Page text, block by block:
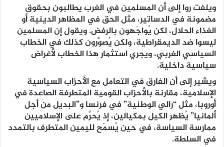
ويلفت روا إلى أن المسلمين في الغرب يطالبون بحقوق
مضمونة في الدساتير، مثل الحق في المظاهر الدينية أو
الغذاء الحلال، لكن يُواجَهون بالرفض. ويقول إن المسلمين
ليسوا ضد الديمقراطية، ولكن يُصوَّرون كذلك في الخطاب
السياسي الغربي، ويجري استثمار هذا الخطاب لأغراض
سياسية داخلية.
ويشير إلى أن الفارق في التعامل مع الأحزاب السياسية
الإسلامية، مقارنة بالأحزاب القومية المتطرفة الصاعدة في
أوروبا، مثل “رالي الوطنية” في فرنسا و”البديل من أجل
ألمانيا” يُظهر الكيل بمكيالين، إذ يُحرَّم على الإسلاميين
ممارسة السياسة، في حين يُسمَح لليمين المتطرف بالتمدد
في السلطة.